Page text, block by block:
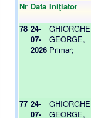
Nr Data Iniţiator
78 24-
07-
2026
GHIORGHE
GEORGE,
Primar;
77 24-
07-
GHIORGHE
GEORGE,